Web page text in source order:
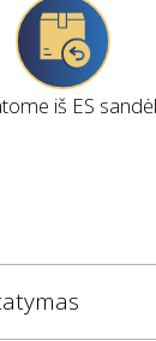
iš ES